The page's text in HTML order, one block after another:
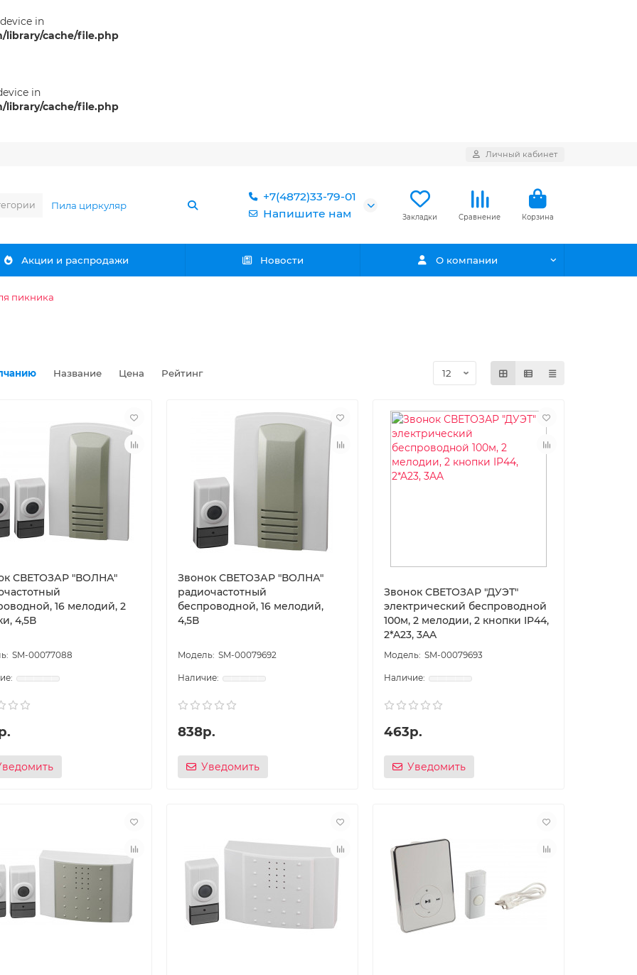
in
library/cache/file.php
in
library/cache/file.php
Личный кабинет
+7(4872)33-79-01
Напишите нам
Закладки Сравнение Корзина
Акции и распродажи Новости О компании
пикника
Название Цена Рейтинг
СВЕТОЗАР ″ВОЛНА″
16 мелодий, 2
4,5В
SM-00077088
Звонок СВЕТОЗАР ″ВОЛНА″
радиочастотный
беспроводной, 16 мелодий,
4,5В
SM-00079692
838р.
Уведомить
Звонок СВЕТОЗАР ″ДУЭТ″
электрический беспроводной
100м, 2 мелодии, 2 кнопки IP44,
2*A23, 3AA
SM-00079693
463р.
Уведомить